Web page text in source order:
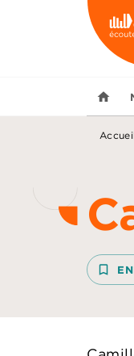
MENU
home
Accueil
bookmark_border